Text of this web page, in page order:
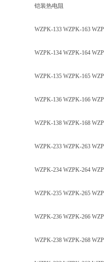
铠装热电阻
WZPK-133 WZPK-163
WZPK-134 WZPK-164
WZPK-135 WZPK-165
WZPK-136 WZPK-166
WZPK-138 WZPK-168
WZPK-233 WZPK-263
WZPK-234 WZPK-264
WZPK-235 WZPK-265
WZPK-236 WZPK-266
WZPK-238 WZPK-268